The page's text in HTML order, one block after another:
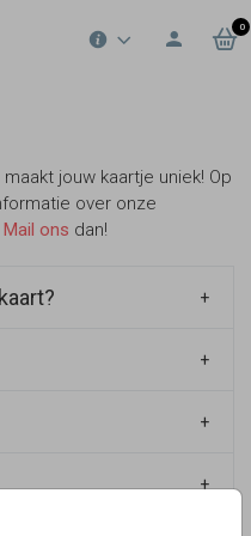
0
jouw kaartje uniek! Op
over onze
Mail ons dan!
collecties
en er verschijnt een
folie' of 'zilver
goudfolie,
kan je een proefdruk
een setje met alle